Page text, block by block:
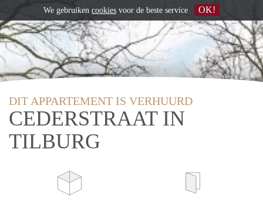
DIT APPARTEMENT IS VERHUURD
CEDERSTRAAT IN
TILBURG
We gebruiken cookies voor de beste service OK!